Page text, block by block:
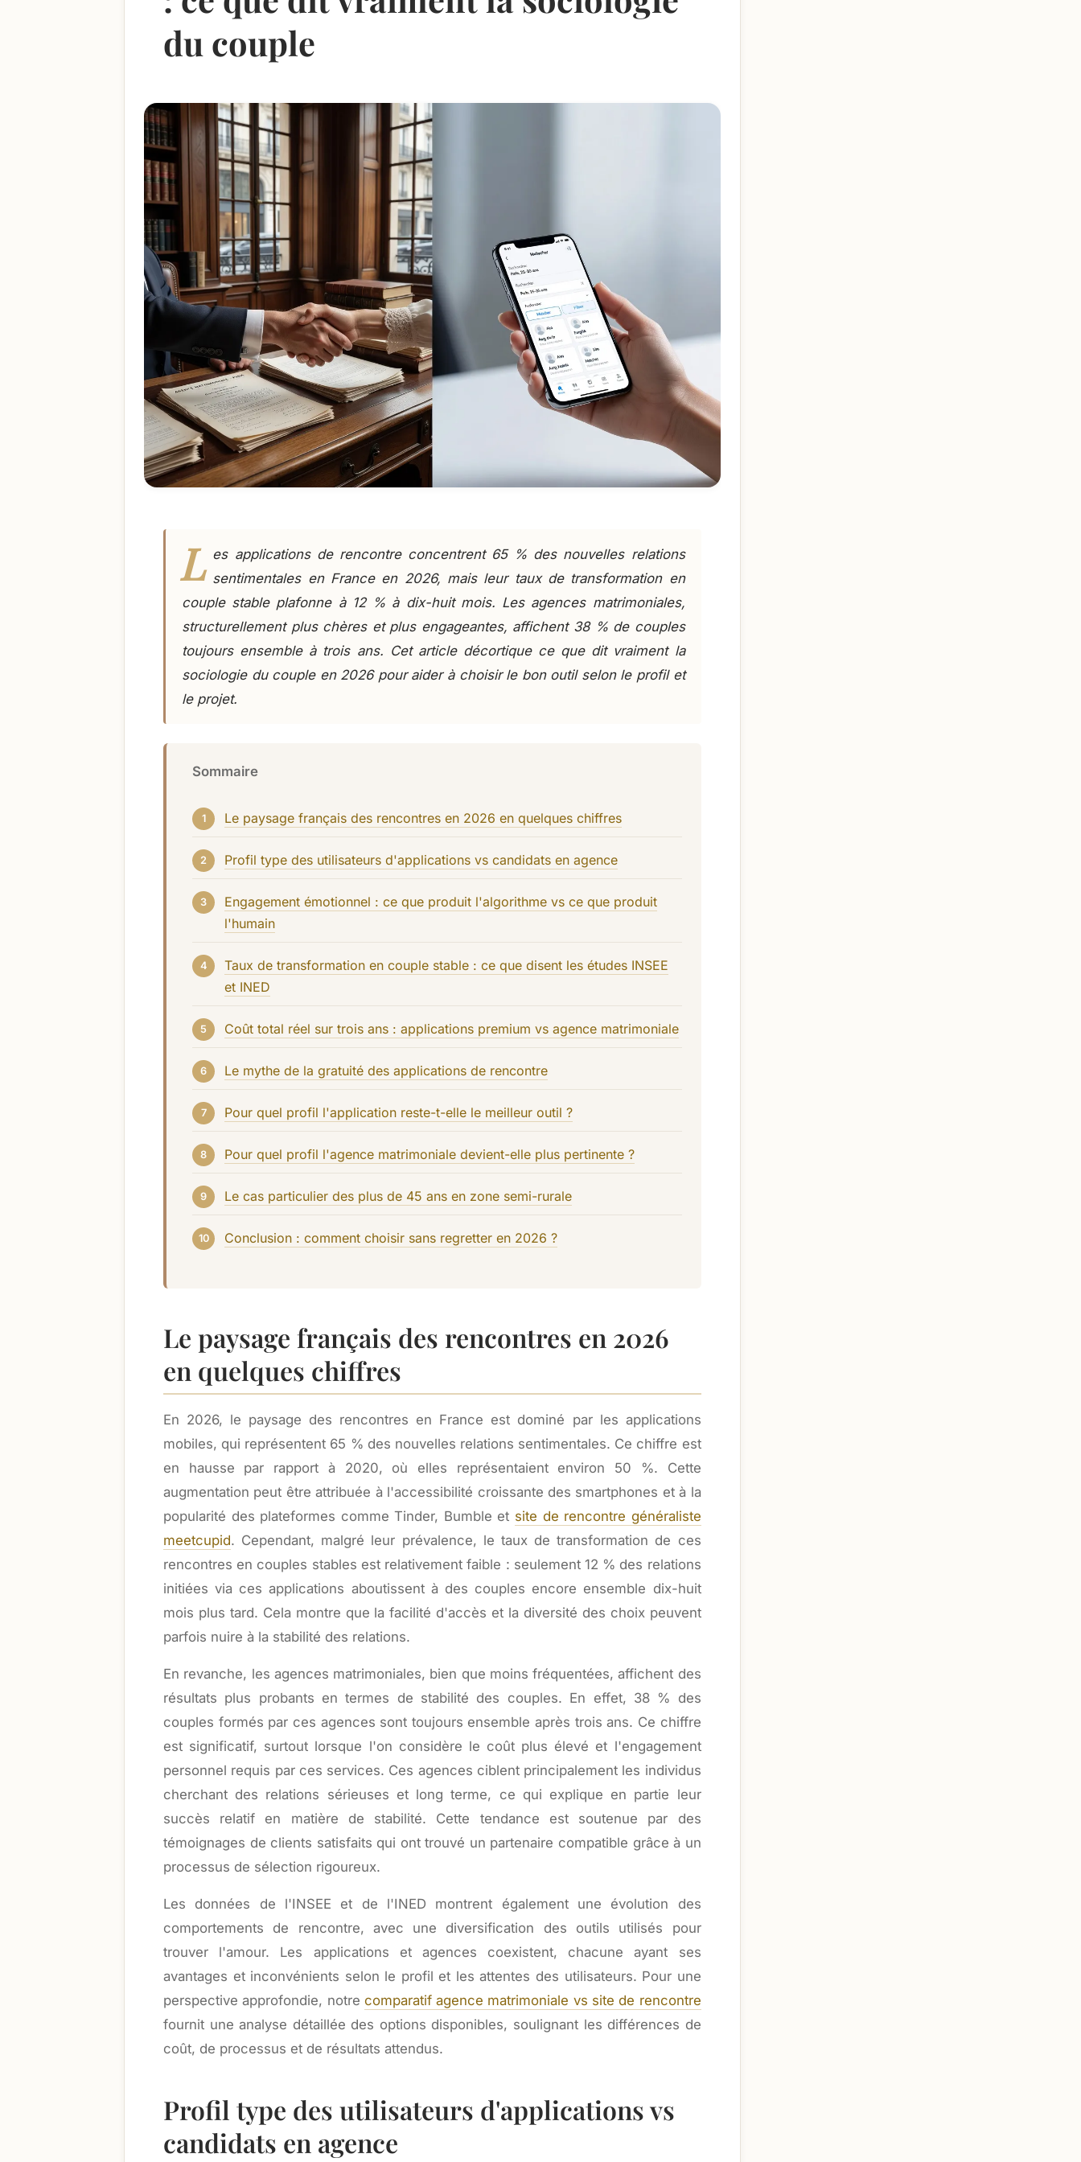
du couple
L es applications de rencontre concentrent 65 % des nouvelles relations
sentimentales en France en 2026, mais leur taux de transformation en
couple stable plafonne à 12 % à dix-huit mois. Les agences matrimoniales,
structurellement plus chères et plus engageantes, affichent 38 % de couples
toujours ensemble à trois ans. Cet article décortique ce que dit vraiment la
sociologie du couple en 2026 pour aider à choisir le bon outil selon le profil et
le projet.
Sommaire
Le paysage français des rencontres en 2026 en quelques chiffres
Profil type des utilisateurs d'applications vs candidats en agence
Engagement émotionnel : ce que produit l'algorithme vs ce que produit
l'humain
Taux de transformation en couple stable : ce que disent les études INSEE
et INED
Coût total réel sur trois ans : applications premium vs agence matrimoniale
Le mythe de la gratuité des applications de rencontre
Pour quel profil l'application reste-t-elle le meilleur outil ?
Pour quel profil l'agence matrimoniale devient-elle plus pertinente ?
Le cas particulier des plus de 45 ans en zone semi-rurale
Conclusion : comment choisir sans regretter en 2026 ?
Le paysage français des rencontres en 2026
en quelques chiffres
En 2026, le paysage des rencontres en France est dominé par les applications
mobiles, qui représentent 65 % des nouvelles relations sentimentales. Ce chiffre est
en hausse par rapport à 2020, où elles représentaient environ 50 %. Cette
augmentation peut être attribuée à l'accessibilité croissante des smartphones et à la
popularité des plateformes comme Tinder, Bumble et site de rencontre généraliste
meetcupid. Cependant, malgré leur prévalence, le taux de transformation de ces
rencontres en couples stables est relativement faible : seulement 12 % des relations
initiées via ces applications aboutissent à des couples encore ensemble dix-huit
mois plus tard. Cela montre que la facilité d'accès et la diversité des choix peuvent
parfois nuire à la stabilité des relations.
En revanche, les agences matrimoniales, bien que moins fréquentées, affichent des
résultats plus probants en termes de stabilité des couples. En effet, 38 % des
couples formés par ces agences sont toujours ensemble après trois ans. Ce chiffre
est significatif, surtout lorsque l'on considère le coût plus élevé et l'engagement
personnel requis par ces services. Ces agences ciblent principalement les individus
cherchant des relations sérieuses et long terme, ce qui explique en partie leur
succès relatif en matière de stabilité. Cette tendance est soutenue par des
témoignages de clients satisfaits qui ont trouvé un partenaire compatible grâce à un
processus de sélection rigoureux.
Les données de l'INSEE et de l'INED montrent également une évolution des
comportements de rencontre, avec une diversification des outils utilisés pour
trouver l'amour. Les applications et agences coexistent, chacune ayant ses
avantages et inconvénients selon le profil et les attentes des utilisateurs. Pour une
perspective approfondie, notre comparatif agence matrimoniale vs site de rencontre
fournit une analyse détaillée des options disponibles, soulignant les différences de
coût, de processus et de résultats attendus.
Profil type des utilisateurs d'applications vs
candidats en agence